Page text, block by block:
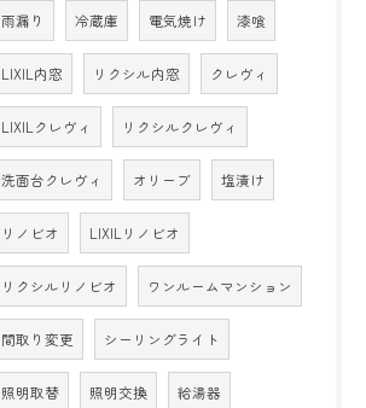
雨漏り 冷蔵庫 電気焼け 漆喰
LIXIL内窓 リクシル内窓 クレヴィ
LIXILクレヴィ リクシルクレヴィ
洗面台クレヴィ オリーブ 塩漬け
リノビオ LIXILリノビオ
リクシルリノビオ ワンルームマンション
間取り変更 シーリングライト
照明取替 照明交換 給湯器